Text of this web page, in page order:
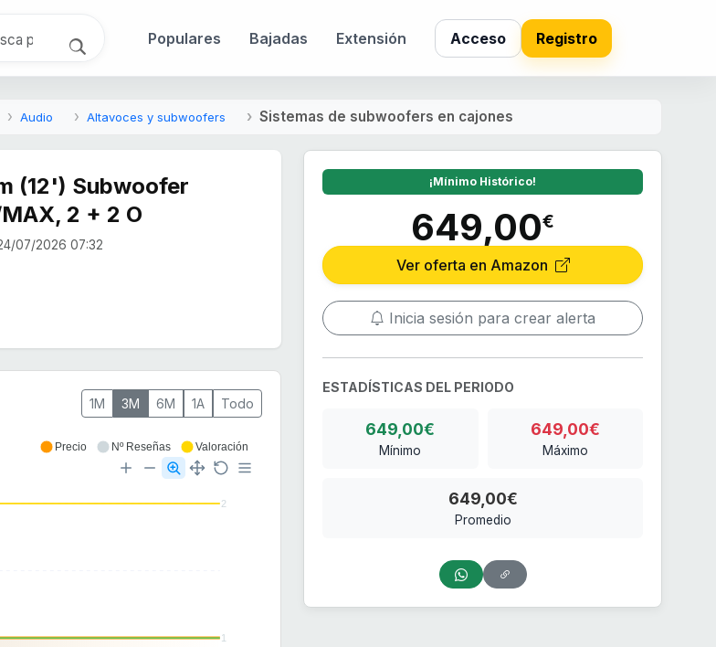
Populares Bajadas Extensión Acceso Registro
Audio Altavoces y subwoofers Sistemas de subwoofers en cajones
(12') Subwoofer
2 + 2 O
07/2026 07:32
1M 3M 6M 1A Todo
2
1
Precio Nº Reseñas Valoración
¡Mínimo Histórico!
649,00€
Ver oferta en Amazon
Inicia sesión para crear alerta
ESTADÍSTICAS DEL PERIODO
649,00€
Mínimo
649,00€
Máximo
649,00€
Promedio